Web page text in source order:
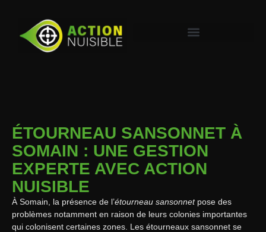
ÉTOURNEAU SANSONNET À
SOMAIN : UNE GESTION
EXPERTE AVEC ACTION
NUISIBLE
À Somain, la présence de l’étourneau sansonnetpose des
problèmes notamment en raison de leurs colonies importantes
qui colonisent certaines zones. Les étourneaux sansonnet se